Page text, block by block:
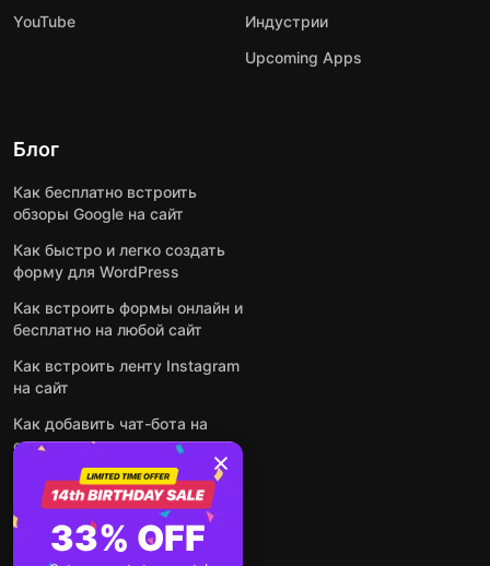
YouTube
Индустрии
Upcoming Apps
Блог
Как бесплатно встроить
обзоры Google на сайт
Как быстро и легко создать
форму для WordPress
Как встроить формы онлайн и
бесплатно на любой сайт
Как встроить ленту Instagram
на сайт
Как добавить чат-бота на
основе искусственного
интеллекта на свой сайт
Посмотреть все посты
33% OFF